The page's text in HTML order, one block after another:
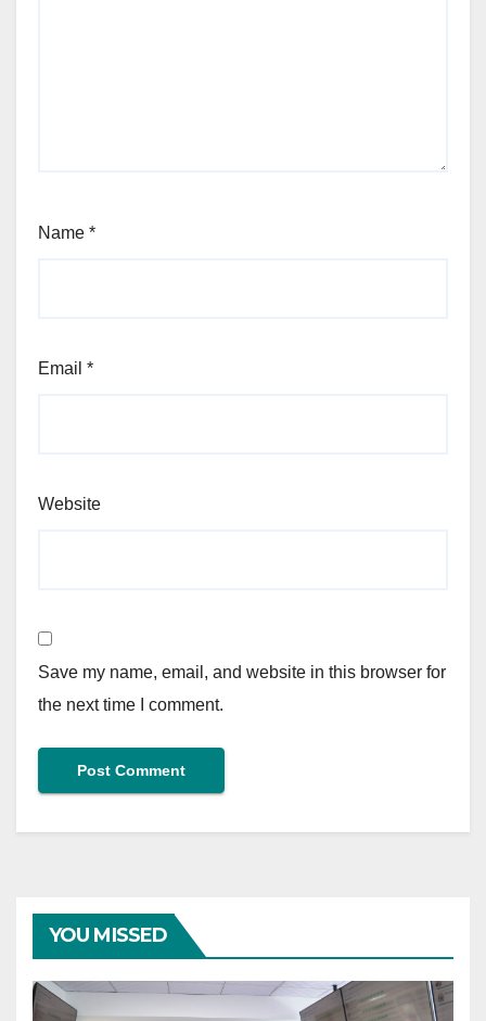
Name *
Email *
Website
Save my name, email, and website in this browser for
the next time I comment.
YOU MISSED